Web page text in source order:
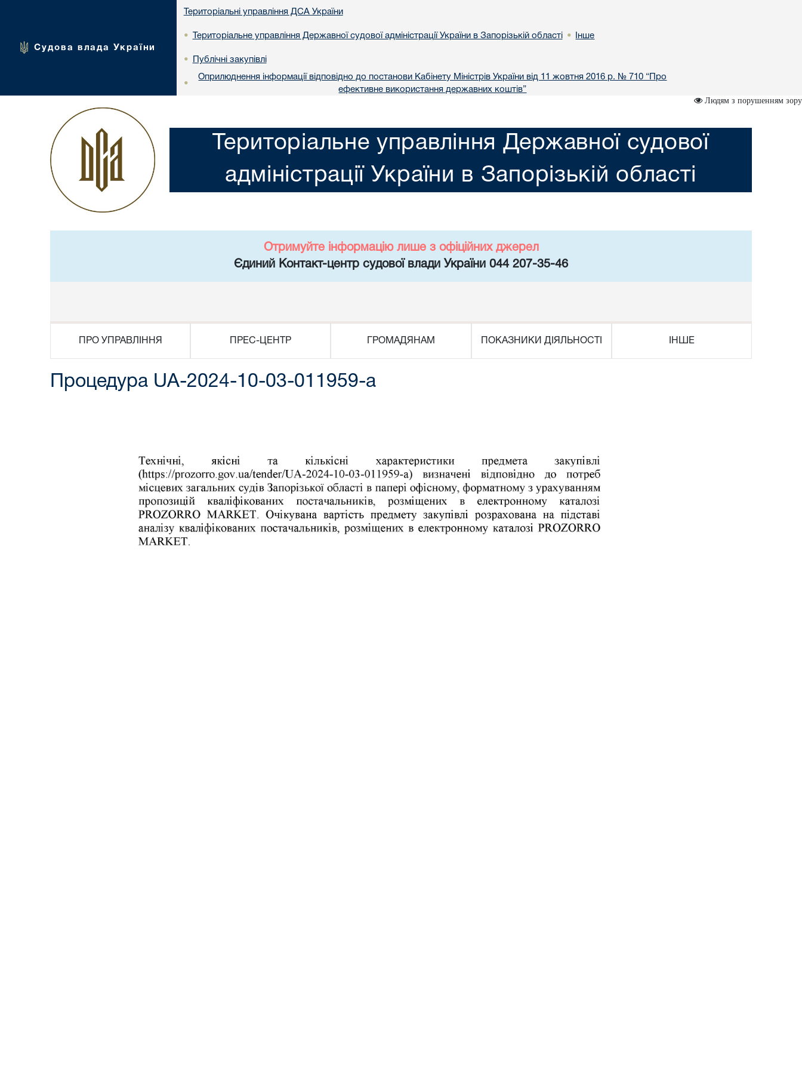
Судова влада України
Територіальні управління ДСА України
• Територіальне управління Державної судової адміністрації України в Запорізькій області • Інше
• Публічні закупівлі
•
Оприлюднення інформації відповідно до постанови Кабінету Міністрів України від 11 жовтня 2016 р. № 710 “Про
ефективне використання державних коштів”
Людям з порушенням зору
Територіальне управління Державної судової
адміністрації України в Запорізькій області
Отримуйте інформацію лише з офіційних джерел
Єдиний Контакт-центр судової влади України 044 207-35-46
ПРО УПРАВЛІННЯ ПРЕС-ЦЕНТР ГРОМАДЯНАМ ПОКАЗНИКИ ДІЯЛЬНОСТІ ІНШЕ
Процедура UA-2024-10-03-011959-a